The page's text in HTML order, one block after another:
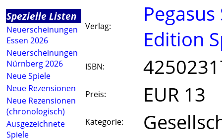
Spezielle Listen
Neuerscheinungen
Essen 2026
Neuerscheinungen
Nürnberg 2026
Neue Spiele
Neue Rezensionen
Neue Rezensionen
(chronologisch)
Ausgezeichnete
Spiele
Verlag:
Edition
ISBN:
Preis: EUR 13
Kategorie: